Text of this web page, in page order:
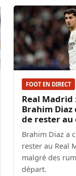
FOOT EN DIRECT
Real Madrid
Brahim Diaz
de rester au
Brahim Diaz a
rester au Real
malgré des
départ.